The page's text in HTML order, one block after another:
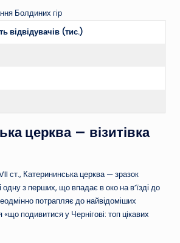
Болдиних гір
відвідувачів (тис.)
церква — візитівка
ст., Катерининська церква — зразок
одну з перших, що впадає в око на в’їзді до
потрапляє до найвідоміших
«що подивитися у Чернігові: топ цікавих